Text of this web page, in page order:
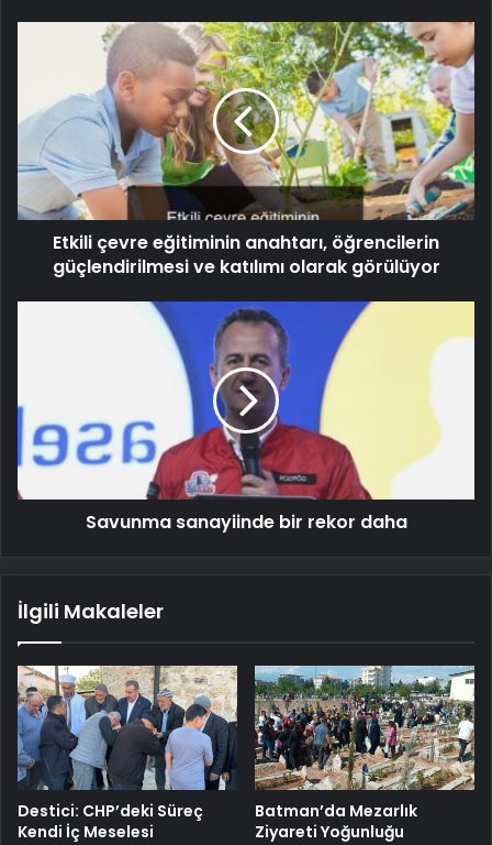
Etkili çevre eğitiminin anahtarı, öğrencilerin
güçlendirilmesi ve katılımı olarak görülüyor
Savunma sanayiinde bir rekor daha
İlgili Makaleler
Destici: CHP’deki Süreç
Kendi İç Meselesi
Batman’da Mezarlık
Ziyareti Yoğunluğu